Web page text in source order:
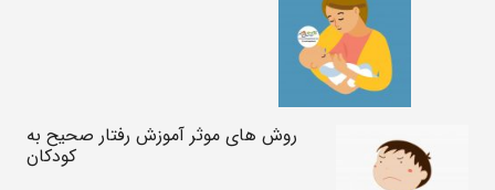
روش های موثر آموزش رفتار صحیح به
کودکان